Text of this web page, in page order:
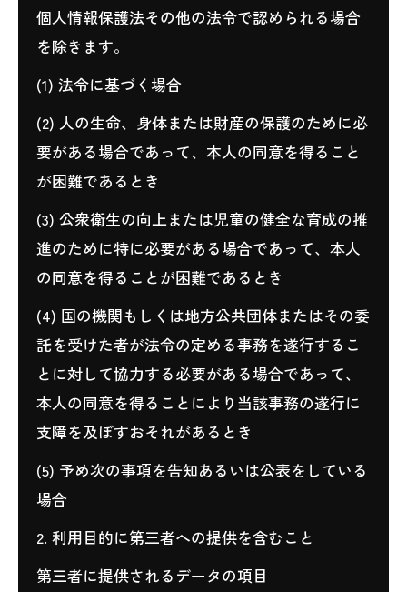
個人情報保護法その他の法令で認められる場合
を除きます。
(1) 法令に基づく場合
(2) 人の生命、身体または財産の保護のために必
要がある場合であって、本人の同意を得ること
が困難であるとき
(3) 公衆衛生の向上または児童の健全な育成の推
進のために特に必要がある場合であって、本人
の同意を得ることが困難であるとき
(4) 国の機関もしくは地方公共団体またはその委
託を受けた者が法令の定める事務を遂行するこ
とに対して協力する必要がある場合であって、
本人の同意を得ることにより当該事務の遂行に
支障を及ぼすおそれがあるとき
(5) 予め次の事項を告知あるいは公表をしている
場合
2. 利用目的に第三者への提供を含むこと
第三者に提供されるデータの項目